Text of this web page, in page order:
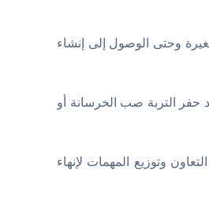
الصغيرة وحتى الوصول إلى إنشاء
حفر التربة صب الخرسانة أو
وتوزيع المهمات لإنهاء